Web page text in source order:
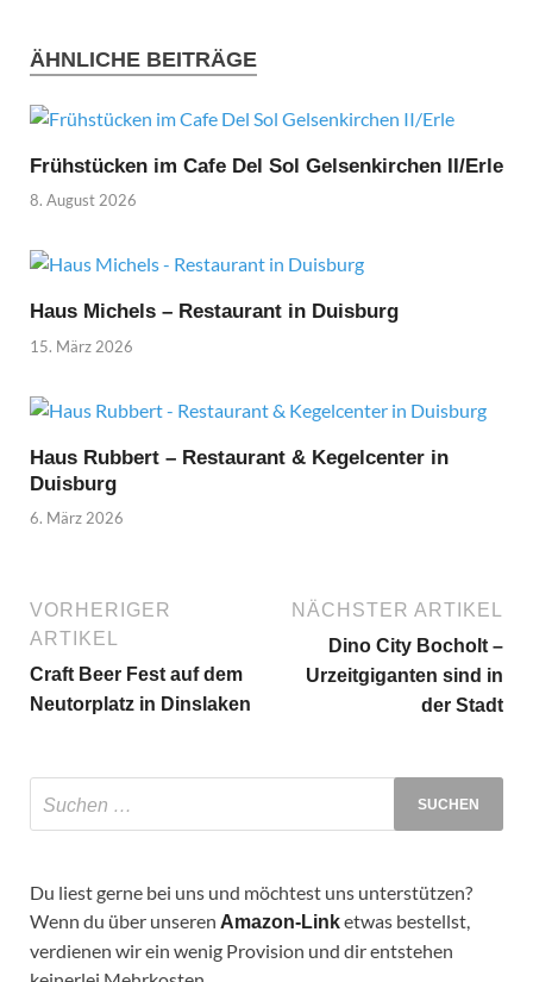
ÄHNLICHE BEITRÄGE
Frühstücken im Cafe Del Sol Gelsenkirchen II/Erle
8. August 2026
Haus Michels – Restaurant in Duisburg
15. März 2026
Haus Rubbert – Restaurant & Kegelcenter in
Duisburg
6. März 2026
VORHERIGER
ARTIKEL
Craft Beer Fest auf dem
Neutorplatz in Dinslaken
NÄCHSTER ARTIKEL
Dino City Bocholt –
Urzeitgiganten sind in
der Stadt
Du liest gerne bei uns und möchtest uns unterstützen?
Wenn du über unseren Amazon-Linketwas bestellst,
verdienen wir ein wenig Provision und dir entstehen